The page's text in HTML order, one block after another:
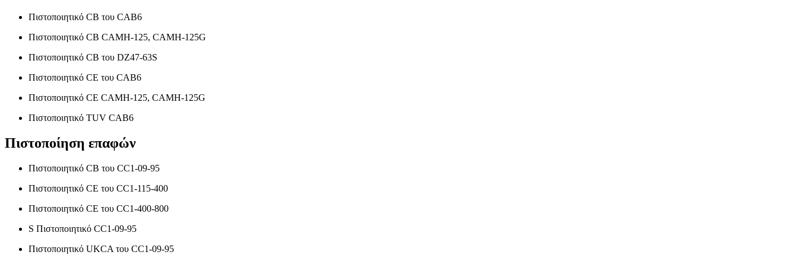
Πιστοποιητικό CB του CAB6
Πιστοποιητικό CB CAMH-125, CAMH-125G
Πιστοποιητικό CB του DZ47-63S
Πιστοποιητικό CE του CAB6
Πιστοποιητικό CE CAMH-125, CAMH-125G
Πιστοποιητικό TUV CAB6
Πιστοποίηση επαφών
Πιστοποιητικό CB του CC1-09-95
Πιστοποιητικό CE του CC1-115-400
Πιστοποιητικό CE του CC1-400-800
S Πιστοποιητικό CC1-09-95
Πιστοποιητικό UKCA του CC1-09-95